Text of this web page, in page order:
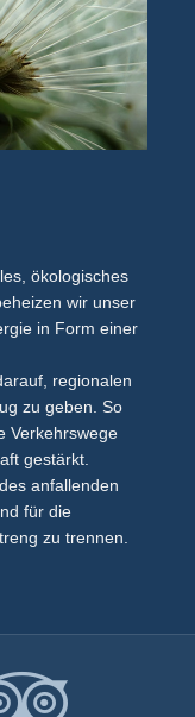
ökologisches
wir unser
in Form einer
regionalen
zu geben. So
Verkehrswege
gestärkt.
anfallenden
für die
zu trennen.